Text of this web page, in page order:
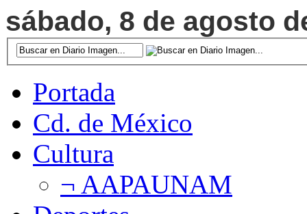
sábado, 8 de agosto
Portada
Cd. de México
Cultura
¬ AAPAUNAM